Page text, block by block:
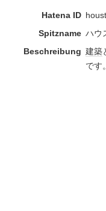
Hatena ID
Spitzname ハウ
Beschreibung 建築
です。